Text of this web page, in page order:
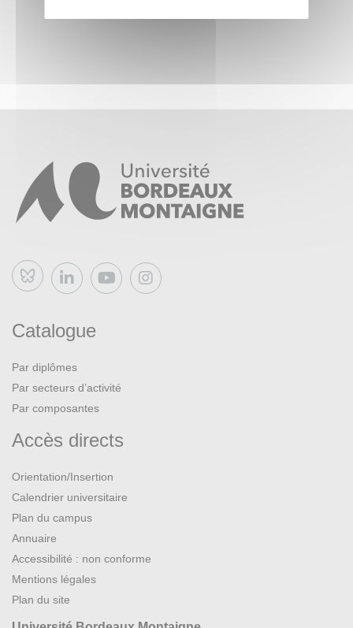
Bluesky
Catalogue
Par diplômes
Par secteurs d’activité
Par composantes
Accès directs
Orientation/Insertion
Calendrier universitaire
Plan du campus
Annuaire
Accessibilité : non conforme
Mentions légales
Plan du site